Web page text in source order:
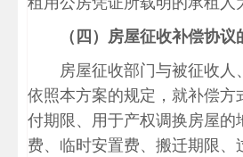
（四）房屋征收补偿协议
房屋征收部门与被征收人
依照本方案的规定，就补偿方
付期限、用于产权调换房屋的
费、临时安置费、搬迁期限、